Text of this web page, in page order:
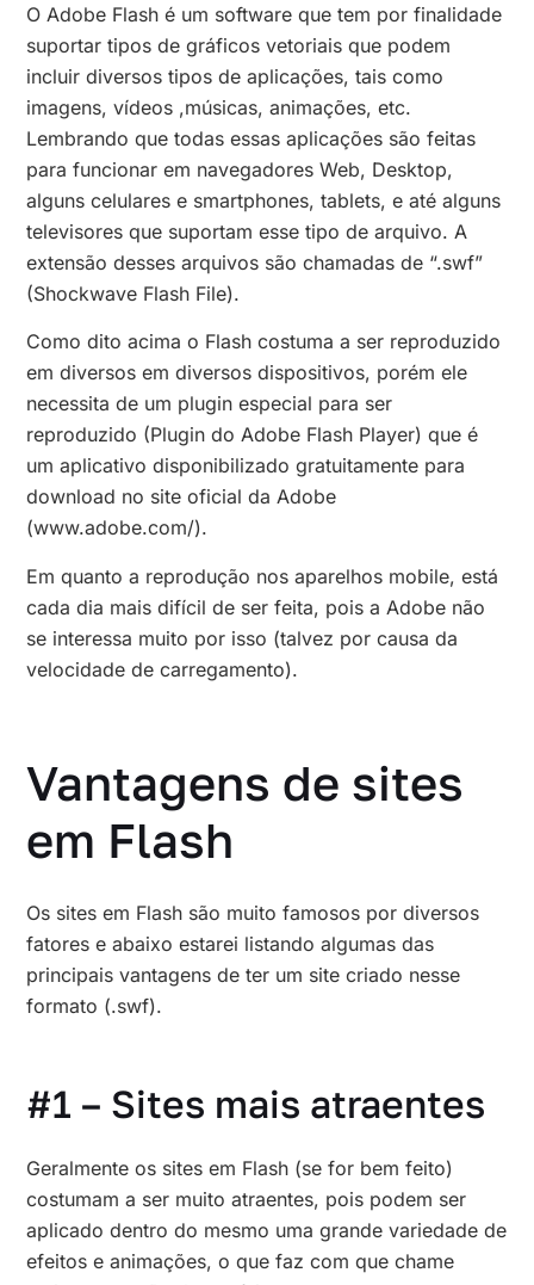
O Adobe Flash é um software que tem por finalidade
suportar tipos de gráficos vetoriais que podem
incluir diversos tipos de aplicações, tais como
imagens, vídeos ,músicas, animações, etc.
Lembrando que todas essas aplicações são feitas
para funcionar em navegadores Web, Desktop,
alguns celulares e smartphones, tablets, e até alguns
televisores que suportam esse tipo de arquivo. A
extensão desses arquivos são chamadas de “.swf”
(Shockwave Flash File).
Como dito acima o Flash costuma a ser reproduzido
em diversos em diversos dispositivos, porém ele
necessita de um plugin especial para ser
reproduzido (Plugin do Adobe Flash Player) que é
um aplicativo disponibilizado gratuitamente para
download no site oficial da Adobe
(www.adobe.com/).
Em quanto a reprodução nos aparelhos mobile, está
cada dia mais difícil de ser feita, pois a Adobe não
se interessa muito por isso (talvez por causa da
velocidade de carregamento).
Vantagens de sites
em Flash
Os sites em Flash são muito famosos por diversos
fatores e abaixo estarei listando algumas das
principais vantagens de ter um site criado nesse
formato (.swf).
#1 – Sites mais atraentes
Geralmente os sites em Flash (se for bem feito)
costumam a ser muito atraentes, pois podem ser
aplicado dentro do mesmo uma grande variedade de
efeitos e animações, o que faz com que chame